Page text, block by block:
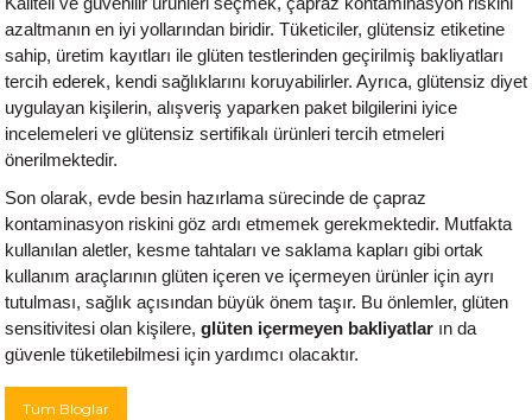
azaltmanın en iyi yollarından biridir. Tüketiciler, glütensiz etiketine
sahip, üretim kayıtları ile glüten testlerinden geçirilmiş bakliyatları
tercih ederek, kendi sağlıklarını koruyabilirler. Ayrıca, glütensiz diyet
uygulayan kişilerin, alışveriş yaparken paket bilgilerini iyice
incelemeleri ve glütensiz sertifikalı ürünleri tercih etmeleri
önerilmektedir.
Son olarak, evde besin hazırlama sürecinde de çapraz
kontaminasyon riskini göz ardı etmemek gerekmektedir. Mutfakta
kullanılan aletler, kesme tahtaları ve saklama kapları gibi ortak
kullanım araçlarının glüten içeren ve içermeyen ürünler için ayrı
tutulması, sağlık açısından büyük önem taşır. Bu önlemler, glüten
sensitivitesi olan kişilere, glüten içermeyen bakliyatlar ın da
güvenle tüketilebilmesi için yardımcı olacaktır.
Tüm Bloglar